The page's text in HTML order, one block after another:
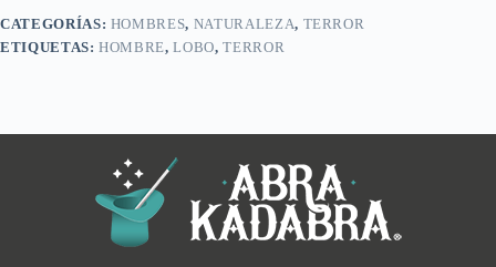
CATEGORÍAS: HOMBRES, NATURALEZA, TERROR
ETIQUETAS:HOMBRE,LOBO,TERROR